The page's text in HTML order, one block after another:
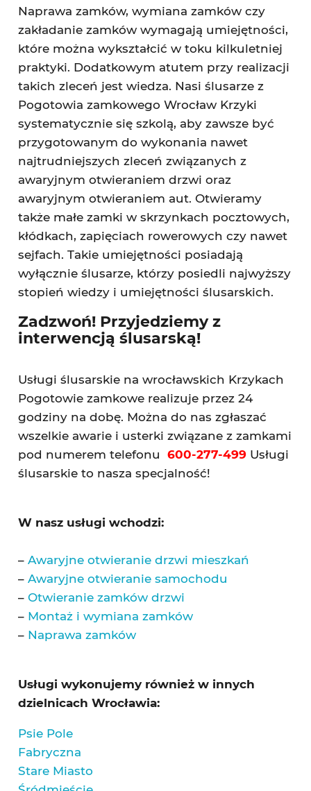
Naprawa zamków, wymiana zamków czy
zakładanie zamków wymagają umiejętności,
które można wykształcić w toku kilkuletniej
praktyki. Dodatkowym atutem przy realizacji
takich zleceń jest wiedza. Nasi ślusarze z
Pogotowia zamkowego Wrocław Krzyki
systematycznie się szkolą, aby zawsze być
przygotowanym do wykonania nawet
najtrudniejszych zleceń związanych z
awaryjnym otwieraniem drzwi oraz
awaryjnym otwieraniem aut. Otwieramy
także małe zamki w skrzynkach pocztowych,
kłódkach, zapięciach rowerowych czy nawet
sejfach. Takie umiejętności posiadają
wyłącznie ślusarze, którzy posiedli najwyższy
stopień wiedzy i umiejętności ślusarskich.
Zadzwoń! Przyjedziemy z
interwencją ślusarską!
Usługi ślusarskie na wrocławskich Krzykach
Pogotowie zamkowe realizuje przez 24
godziny na dobę. Można do nas zgłaszać
wszelkie awarie i usterki związane z zamkami
pod numerem telefonu 600-277-499Usługi
ślusarskie to nasza specjalność!
W nasz usługi wchodzi:
– Awaryjne otwieranie drzwi mieszkań
– Awaryjne otwieranie samochodu
– Otwieranie zamków drzwi
– Montaż i wymiana zamków
– Naprawa zamków
Usługi wykonujemy również w innych
dzielnicach Wrocławia:
Psie Pole
Fabryczna
Stare Miasto